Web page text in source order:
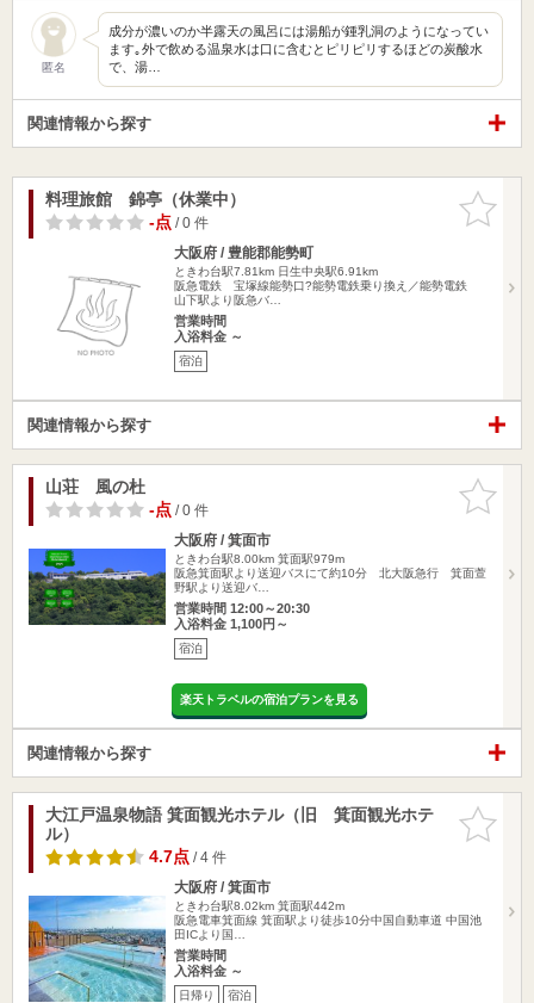
匿名
成分が濃いのか半露天の風呂には湯船が鍾乳洞のようになってい
ます｡外で飲める温泉水は口に含むとピリピリするほどの炭酸水
で、湯…
関連情報から探す
お気に入
りに追加
料理旅館 錦亭（休業中）
-点/ 0 件
大阪府 / 豊能郡能勢町
ときわ台駅7.81km 日生中央駅6.91km
阪急電鉄 宝塚線能勢口?能勢電鉄乗り換え／能勢電鉄
山下駅より阪急バ…
営業時間
入浴料金 ～
宿泊
関連情報から探す
お気に入
りに追加
山荘 風の杜
-点/ 0 件
大阪府 / 箕面市
ときわ台駅8.00km 箕面駅979m
阪急箕面駅より送迎バスにて約10分 北大阪急行 箕面萱
野駅より送迎バ…
営業時間 12:00～20:30
入浴料金 1,100円～
宿泊
楽天トラベルの宿泊プランを見る
関連情報から探す
お気に入
りに追加
大江戸温泉物語 箕面観光ホテル（旧 箕面観光ホテ
ル）
4.7点/ 4 件
大阪府 / 箕面市
ときわ台駅8.02km 箕面駅442m
阪急電車箕面線 箕面駅より徒歩10分中国自動車道 中国池
田ICより国…
営業時間
入浴料金 ～
日帰り 宿泊